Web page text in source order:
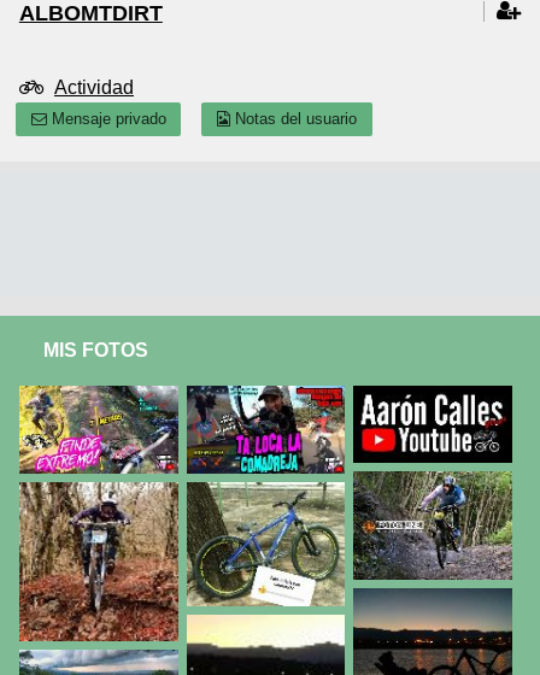
ALBOMTDIRT
Actividad
Mensaje privado Notas del usuario
MIS FOTOS